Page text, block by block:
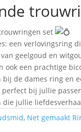
set
een verlovingsring
geelgoud en
ook een prachtige
de dames ring en
bij jullie
die jullie
, Net gemaakt